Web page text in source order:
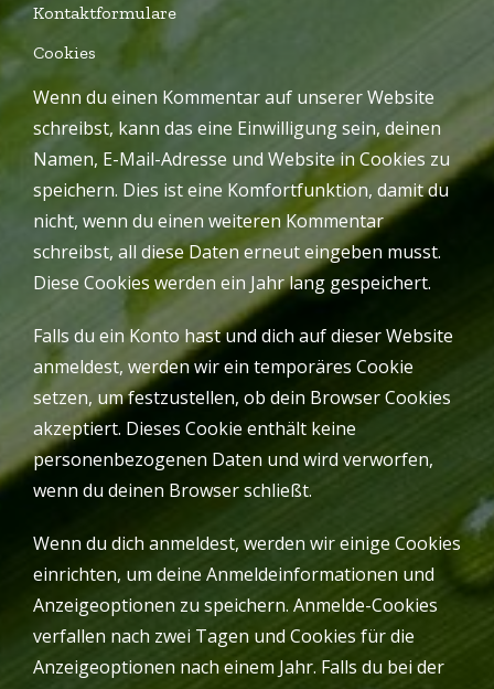
Kontaktformulare
Cookies
Wenn du einen Kommentar auf unserer Website
schreibst, kann das eine Einwilligung sein, deinen
Namen, E-Mail-Adresse und Website in Cookies zu
speichern. Dies ist eine Komfortfunktion, damit du
nicht, wenn du einen weiteren Kommentar
schreibst, all diese Daten erneut eingeben musst.
Diese Cookies werden ein Jahr lang gespeichert.
Falls du ein Konto hast und dich auf dieser Website
anmeldest, werden wir ein temporäres Cookie
setzen, um festzustellen, ob dein Browser Cookies
akzeptiert. Dieses Cookie enthält keine
personenbezogenen Daten und wird verworfen,
wenn du deinen Browser schließt.
Wenn du dich anmeldest, werden wir einige Cookies
einrichten, um deine Anmeldeinformationen und
Anzeigeoptionen zu speichern. Anmelde-Cookies
verfallen nach zwei Tagen und Cookies für die
Anzeigeoptionen nach einem Jahr. Falls du bei der